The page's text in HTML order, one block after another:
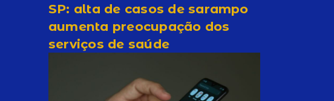
SP: alta de casos de sarampo
aumenta preocupação dos
serviços de saúde